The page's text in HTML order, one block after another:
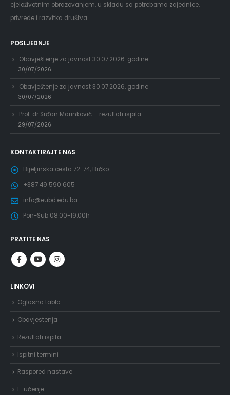
cjeloživotnim obrazovanjem, u skladu sa potrebama zajednice,
privrede i razvitka društva.
POSLJEDNJE
Obavještenje za javnost 30.07.2026. godine
30/07/2026
Obavještenje za javnost 30.07.2026. godine
30/07/2026
Prof. dr Srđan Marinković – rezultati ispita
29/07/2026
KONTAKTIRAJTE NAS
Bijeljinska cesta 72-74, Brčko
+387 49 590 605
info@eubd.edu.ba
Pon-Sub 08.00-19.00h
PRATITE NAS
LINKOVI
Oglasna tabla
Obavjestenja
Rezultati ispita
Ispitni termini
Raspored nastave
E-učenje